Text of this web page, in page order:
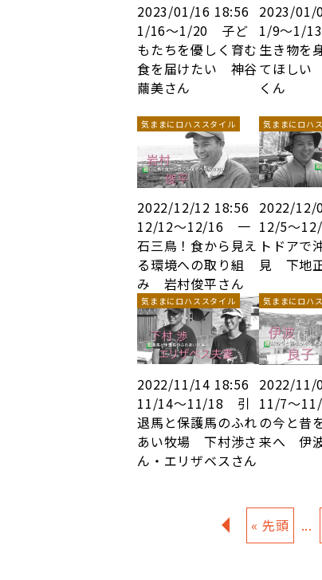
2023/01/16 18:56
1/16～1/20 子ど
もたちを優しく育む
食を届けたい 神谷
繭美さん
2023/01/
1/9～1/
生き物を
てほしい
くん
気ままにロハススタイル
2022/12/12 18:56
12/12～12/16 一
石三鳥！食から見え
る環境への取り組
み 岩村俊平さん
気ままにロハ
2022/12/
12/5～
トドアで
見 下地
気ままにロハススタイル
2022/11/14 18:56
11/14～11/18 引
退馬と保護馬のふれ
あい牧場 下村渉さ
ん・エリザベスさん
気ままにロハ
2022/11/
11/7～
の今と昔
来へ 伊
« 先頭
« ...